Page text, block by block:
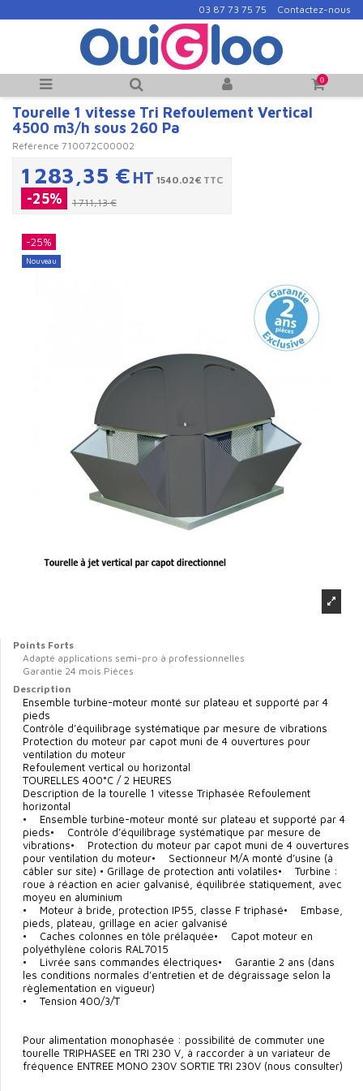
03 87 73 75 75 Contactez-nous
0
Tourelle 1 vitesse Tri Refoulement Vertical
4500 m3/h sous 260 Pa
Référence 710072C00002
1 283,35 € HT 1540.02€ TTC
-25% 1 711,13 €
-25%
Nouveau
Points Forts
Adapté applications semi-pro à professionnelles
Garantie 24 mois Pièces
Description
Ensemble turbine-moteur monté sur plateau et supporté par 4
pieds
Contrôle d’équilibrage systématique par mesure de vibrations
Protection du moteur par capot muni de 4 ouvertures pour
ventilation du moteur
Refoulement vertical ou horizontal
TOURELLES 400°C / 2 HEURES
Description de la tourelle 1 vitesse Triphasée Refoulement
horizontal
• Ensemble turbine-moteur monté sur plateau et supporté par 4
pieds• Contrôle d’équilibrage systématique par mesure de
vibrations• Protection du moteur par capot muni de 4 ouvertures
pour ventilation du moteur• Sectionneur M/A monté d’usine (à
câbler sur site) • Grillage de protection anti volatiles• Turbine :
roue à réaction en acier galvanisé, équilibrée statiquement, avec
moyeu en aluminium
• Moteur à bride, protection IP55, classe F triphasé• Embase,
pieds, plateau, grillage en acier galvanisé
• Caches colonnes en tôle prélaquée• Capot moteur en
polyéthylène coloris RAL7015
• Livrée sans commandes électriques• Garantie 2 ans (dans
les conditions normales d’entretien et de dégraissage selon la
règlementation en vigueur)
• Tension 400/3/T
Pour alimentation monophasée : possibilité de commuter une
tourelle TRIPHASEE en TRI 230 V, à raccorder à un variateur de
fréquence ENTREE MONO 230V SORTIE TRI 230V (nous consulter)